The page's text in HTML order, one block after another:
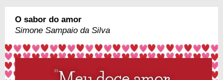
O sabor do amor
Simone Sampaio da Silva